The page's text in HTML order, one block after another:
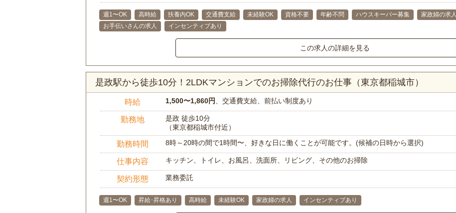
週1〜OK 高時給 扶養内OK 交通費支給 未経験OK 資格不要 年齢不問 ハウスキーパー募集 家政婦の求人
お手伝いさんの求人
インセンティブあり
この求人の詳細を見る
是政駅から徒歩10分！2LDKマンションでのお掃除代行のお仕事（東京都稲城市）
時給 1,500〜1,860円 、交通費支給、前払い制度あり
勤務地
是政 徒歩10分
（東京都稲城市付近）
勤務時間 8時～20時の間で1時間〜、好きな日に働くことが可能です。(候補の日時から選択)
仕事内容 キッチン、トイレ、お風呂、洗面所、リビング、その他のお掃除
契約形態 業務委託
週1〜OK 昇給･昇格あり 高時給 未経験OK 家政婦の求人 インセンティブあり